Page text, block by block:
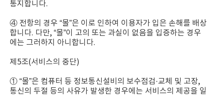
통지합니다.
④ 전항의 경우 “몰”은 이로 인하여 이용자가 입은 손해를 배상
합니다. 다만, “몰”이 고의 또는 과실이 없음을 입증하는 경우
에는 그러하지 아니합니다.
제5조(서비스의 중단)
① “몰”은 컴퓨터 등 정보통신설비의 보수점검·교체 및 고장,
통신의 두절 등의 사유가 발생한 경우에는 서비스의 제공을 일